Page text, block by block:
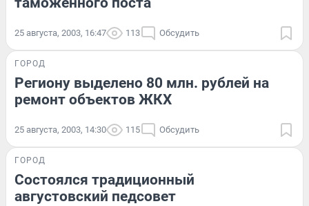
25 августа, 2003, 16:47 113 Обсудить
ГОРОД
Региону выделено 80 млн. рублей на
ремонт объектов ЖКХ
25 августа, 2003, 14:30 115 Обсудить
ГОРОД
Состоялся традиционный
августовский педсовет